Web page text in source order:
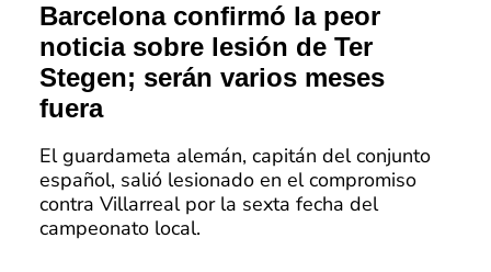
Barcelona confirmó la peor
noticia sobre lesión de Ter
Stegen; serán varios meses
fuera
El guardameta alemán, capitán del conjunto
español, salió lesionado en el compromiso
contra Villarreal por la sexta fecha del
campeonato local.